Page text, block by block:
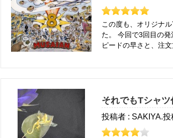
この度も、オリジナ
た。 今回で3回目の発注となりますが、毎回感じるのが、発注してから手元に届くまでのス
ピードの早さと、注文方法の分かりやす
てお願いすることができまし
願いいたします。
それでもTシャ
投稿者 : SAKIYA.投